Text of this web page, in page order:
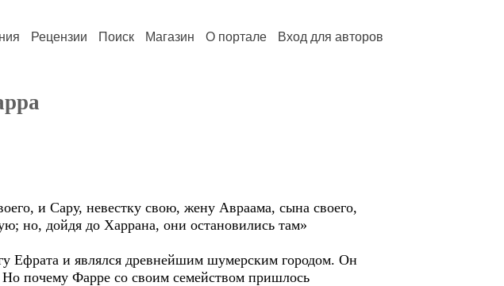
Рецензии Поиск Магазин О портале Вход для авторов
и Сару, невестку свою, жену Авраама, сына своего,
но, дойдя до Харрана, они остановились там»
Ефрата и являлся древнейшим шумерским городом. Он
почему Фарре со своим семейством пришлось